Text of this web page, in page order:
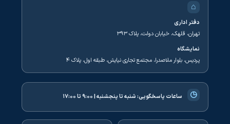
⌂
دفتر اداری
تهران، قلهک، خیابان دولت، پلاک ۳۹۳
نمایشگاه
پردیس، بلوار ملاصدرا، مجتمع تجاری نیایش، طبقه اول، پلاک ۴
◷ ساعات پاسخگویی:شنبه تا پنجشنبه | ۹:۰۰ تا ۱۷:۰۰